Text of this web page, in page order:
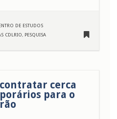
DE ESTUDOS
CDLRIO PESQUISA
cerca
para o